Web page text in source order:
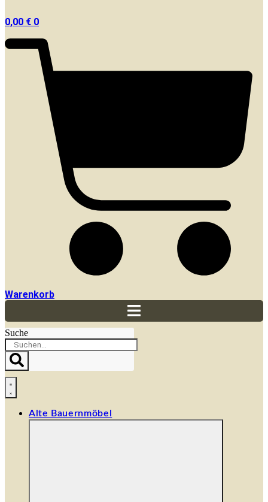
0,00 € 0
Warenkorb
Suche
Alte Bauernmöbel